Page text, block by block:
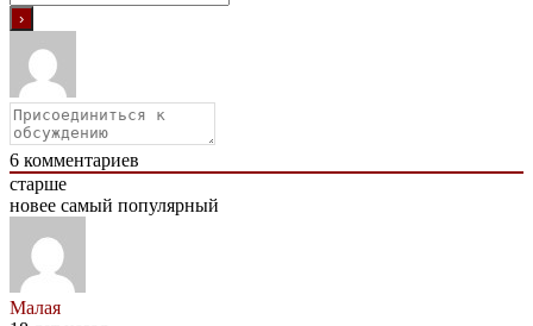
6 комментариев
старше
новее самый популярный
Малая